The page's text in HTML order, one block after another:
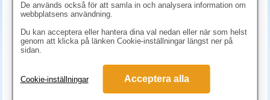
5062.50 kr (inkl. moms)
De används också för att samla in och analysera information om
webbplatsens användning.
Du kan acceptera eller hantera dina val nedan eller när som helst
genom att klicka på länken Cookie-inställningar längst ner på
sidan.
Cookie-inställningar Acceptera alla